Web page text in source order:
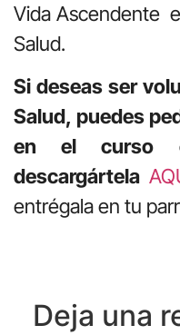
Vida Ascendente
Salud.
Si deseas ser
Salud, puedes
en el curso
descargártela
entrégala en tu
Deja una